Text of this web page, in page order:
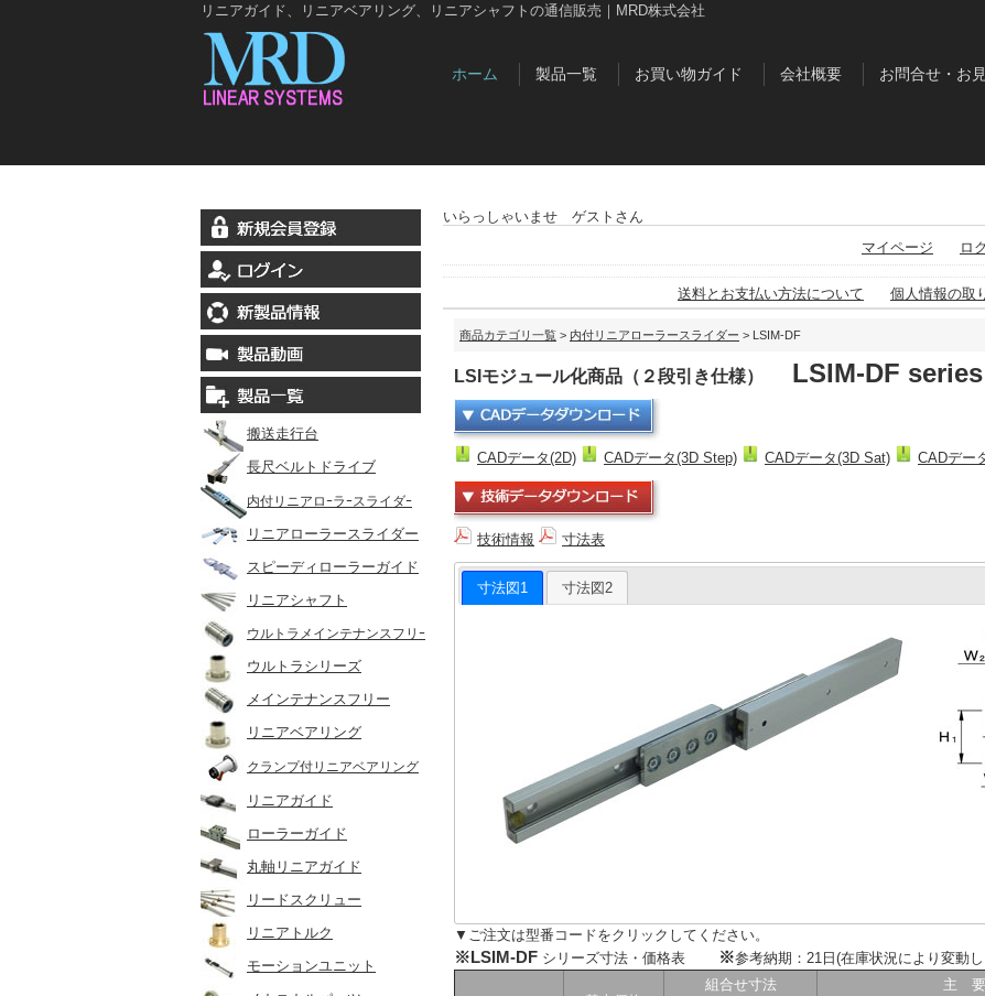
リニアガイド、リニアベアリング、リニアシャフトの通信販売｜MRD株式会社
ホーム 製品一覧 お買い物ガイド 会社概要 お問合せ・お
搬送走行台
長尺ベルトドライブ
内付リニアロｰラｰスライダｰ
リニアローラースライダー
スピーディローラーガイド
リニアシャフト
ウルトラメインテナンスフリｰ
ウルトラシリーズ
メインテナンスフリー
リニアベアリング
クランプ付リニアベアリング
リニアガイド
ローラーガイド
丸軸リニアガイド
リードスクリュー
リニアトルク
モーションユニット
いらっしゃいませ ゲストさん
マイページ
ロ
送料とお支払い方法について 個人情報の取
商品カテゴリ一覧 > 内付リニアローラースライダー > LSIM-DF
LSIモジュール化商品（２段引き仕様） LSIM-DF series
CADデータ(2D) CADデータ(3D Step) CADデータ(3D Sat) CADデー
技術情報 寸法表
寸法図1 寸法図2
▼ご注文は型番コードをクリックしてください。
※LSIM-DF シリーズ寸法・価格表 ※参考納期：21日(在庫状況により変動
組合せ寸法 主